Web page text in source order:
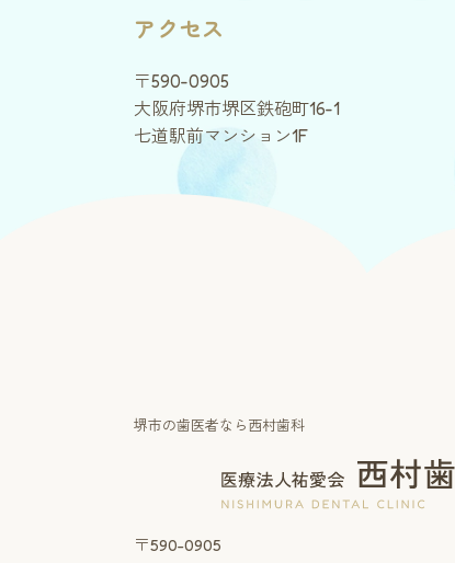
アクセス
〒590-0905
大阪府堺市堺区鉄砲町16-1
七道駅前マンション1F
堺市の歯医者なら西村歯科
〒590-0905